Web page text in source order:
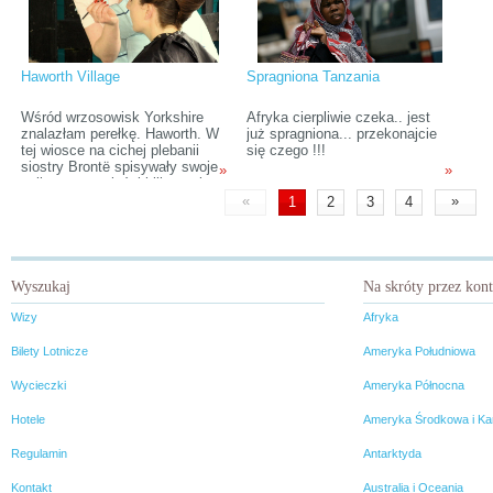
Egejskiego, ale także
turystyką.
zapominać też o bogactwie
przyrodniczym i kulturowym,
które Indie sobą reprezentują.
Wciąż można znaleźć niemalże
nietknięte ludzką ręką obszary,
Haworth Village
Wśród wrzosowisk Yorkshire
znalazłam perełkę. Haworth. W
tej wiosce na cichej plebanii
siostry Brontë spisywały swoje
najlepsze powieści kilkaset lat
Weekend. W połowie maja jak
co roku Haworth Village
Association oraz grupy
pasjonatów i artystów zamieniły
tańca, mody vintage i militariów.
»
Spragniona Tanzania
Afryka cierpliwie czeka.. jest
już spragniona... przekonajcie
się czego !!!
»
«
1 2 3 4 »
Wyszukaj
Wizy
Bilety Lotnicze
Wycieczki
Hotele
Regulamin
Kontakt
Na skróty przez
Afryka
Ameryka Południowa
Ameryka Północna
Ameryka Środkowa i
Antarktyda
Australia i Oceania